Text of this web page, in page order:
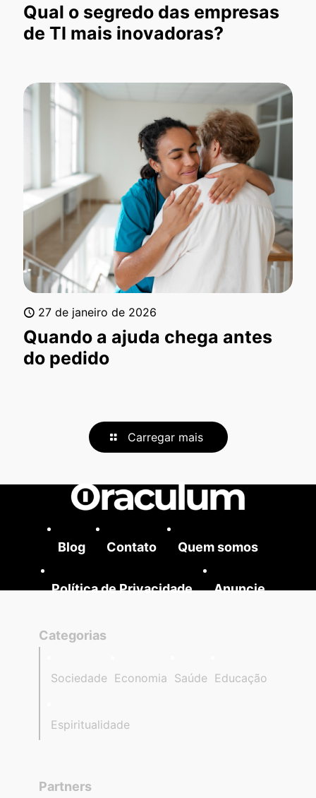
Qual o segredo das empresas
de TI mais inovadoras?
27 de janeiro de 2026
Quando a ajuda chega antes
do pedido
Carregar mais
Blog Contato Quem somos
Política de Privacidade Anuncie
Categorias
Sociedade Economia Saúde Educação
Espiritualidade
Partners